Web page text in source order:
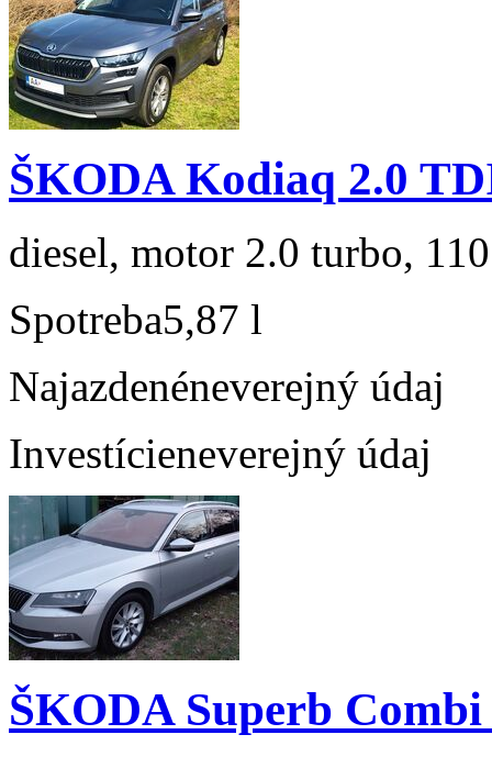
ŠKODA Kodiaq 2.0
diesel, motor 2.0 turbo,
Spotreba5,87 l
Najazdenéneverejný údaj
Investícieneverejný údaj
ŠKODA Superb